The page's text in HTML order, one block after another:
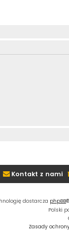
Kontakt z nami
dostarcza phpBB
Polski
Zasady